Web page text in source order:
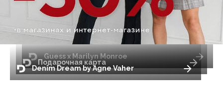
Denim Dream by Agne Vaher
Подарочная карта
Guess x Marilyn Monroe